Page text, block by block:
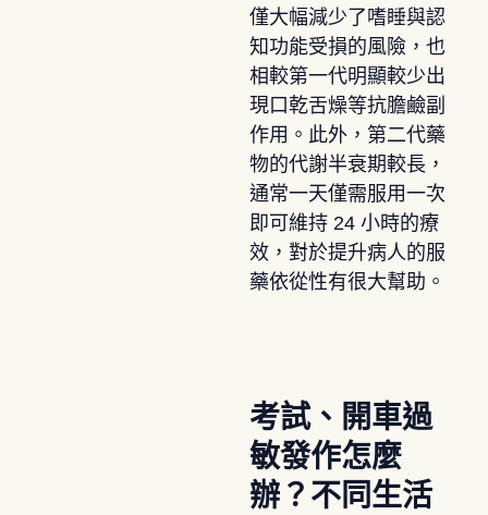
僅大幅減少了嗜睡與認
知功能受損的風險，也
相較第一代明顯較少出
現口乾舌燥等抗膽鹼副
作用。此外，第二代藥
物的代謝半衰期較長，
通常一天僅需服用一次
即可維持 24 小時的療
效，對於提升病人的服
藥依從性有很大幫助。
考試、開車過
敏發作怎麼
辦？不同生活